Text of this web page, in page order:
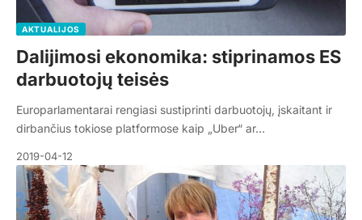
AKTUALIJOS
Dalijimosi ekonomika: stiprinamos ES
darbuotojų teisės
Europarlamentarai rengiasi sustiprinti darbuotojų, įskaitant ir
dirbančius tokiose platformose kaip „Uber“ ar…
2019-04-12